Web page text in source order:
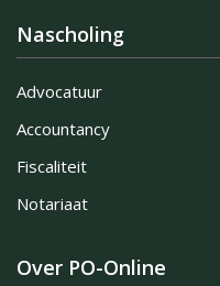
Nascholing
Advocatuur
Accountancy
Fiscaliteit
Notariaat
Over PO-Online